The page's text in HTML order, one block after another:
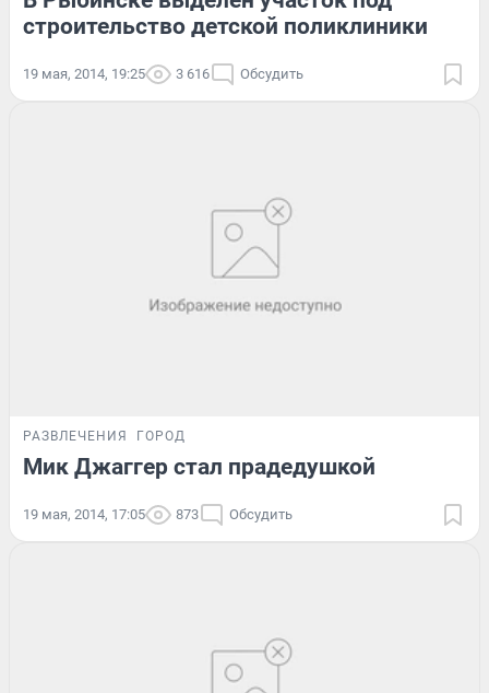
строительство детской поликлиники
19 мая, 2014, 19:25 3 616 Обсудить
РАЗВЛЕЧЕНИЯ ГОРОД
Мик Джаггер стал прадедушкой
19 мая, 2014, 17:05 873 Обсудить